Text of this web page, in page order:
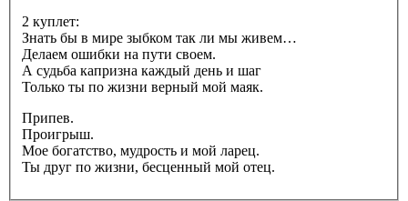
2 куплет:
Знать бы в мире зыбком так ли мы живем…
Делаем ошибки на пути своем.
А судьба капризна каждый день и шаг
Только ты по жизни верный мой маяк.
Припев.
Проигрыш.
Мое богатство, мудрость и мой ларец.
Ты друг по жизни, бесценный мой отец.